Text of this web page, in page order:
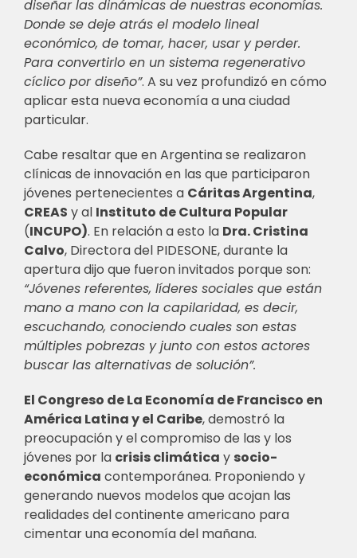
diseñar las dinámicas de nuestras economías.
Donde se deje atrás el modelo lineal
económico, de tomar, hacer, usar y perder.
Para convertirlo en un sistema regenerativo
cíclico por diseño”. A su vez profundizó en cómo
aplicar esta nueva economía a una ciudad
particular.
Cabe resaltar que en Argentina se realizaron
clínicas de innovación en las que participaron
jóvenes pertenecientes a Cáritas Argentina,
CREAS y al Instituto de Cultura Popular
(INCUPO). En relación a esto la Dra. Cristina
Calvo, Directora del PIDESONE, durante la
apertura dijo que fueron invitados porque son:
“Jóvenes referentes, líderes sociales que están
mano a mano con la capilaridad, es decir,
escuchando, conociendo cuales son estas
múltiples pobrezas y junto con estos actores
buscar las alternativas de solución”.
El Congreso de La Economía de Francisco en
América Latina y el Caribe, demostró la
preocupación y el compromiso de las y los
jóvenes por la crisis climática y socio-
económica contemporánea. Proponiendo y
generando nuevos modelos que acojan las
realidades del continente americano para
cimentar una economía del mañana.